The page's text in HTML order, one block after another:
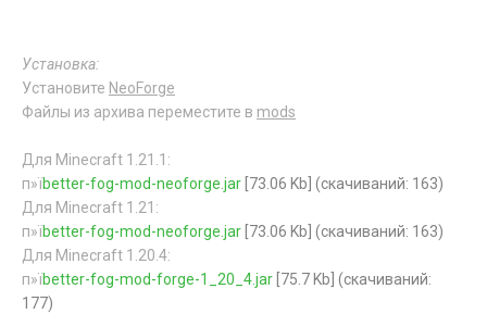
Установка:
Установите NeoForge
Файлы из архива переместите в mods
Для Minecraft 1.21.1:
п»їbetter-fog-mod-neoforge.jar [73.06 Kb] (cкачиваний: 163)
Для Minecraft 1.21:
п»їbetter-fog-mod-neoforge.jar [73.06 Kb] (cкачиваний: 163)
Для Minecraft 1.20.4:
п»їbetter-fog-mod-forge-1_20_4.jar [75.7 Kb] (cкачиваний:
177)